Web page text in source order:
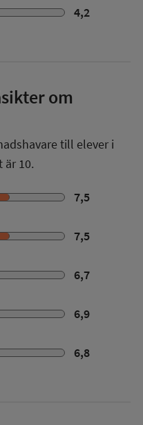
4,2
om
till elever i
är 10.
7,5
7,5
6,7
6,9
6,8